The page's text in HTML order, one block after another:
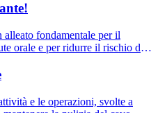
alleato fondamentale per il
orale e per ridurre il rischio di
e le operazioni, svolte a